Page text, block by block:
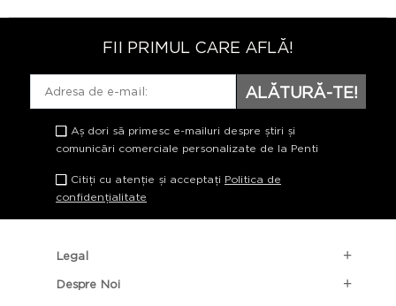
FII PRIMUL CARE AFLĂ!
ALĂTURĂ-TE!
Aș dori să primesc e-mailuri despre știri și
comunicări comerciale personalizate de la Penti
Citiți cu atenție și acceptați Politica de
confidențialitate
Legal
Despre Noi